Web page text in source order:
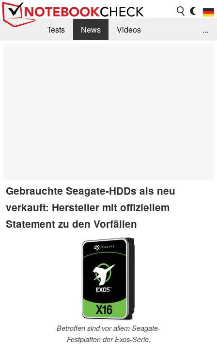
Tests News
Videos
...
Gebrauchte Seagate-HDDs als neu
verkauft: Hersteller mit offiziellem
Statement zu den Vorfällen
Betroffen sind vor allem Seagate-
Festplatten der Exos-Serie.